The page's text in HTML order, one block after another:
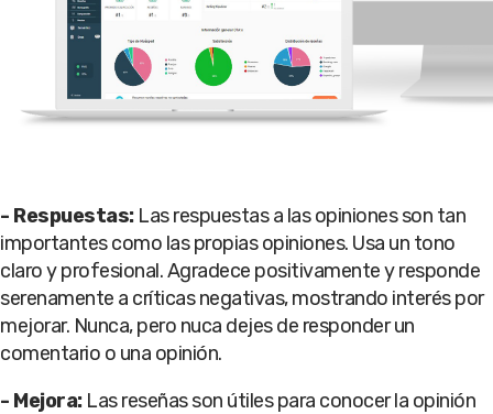
- Respuestas:Las respuestas a las opiniones son tan
importantes como las propias opiniones. Usa un tono
claro y profesional. Agradece positivamente y responde
serenamente a críticas negativas, mostrando interés por
mejorar. Nunca, pero nuca dejes de responder un
comentario o una opinión.
- Mejora:Las reseñas son útiles para conocer la opinión